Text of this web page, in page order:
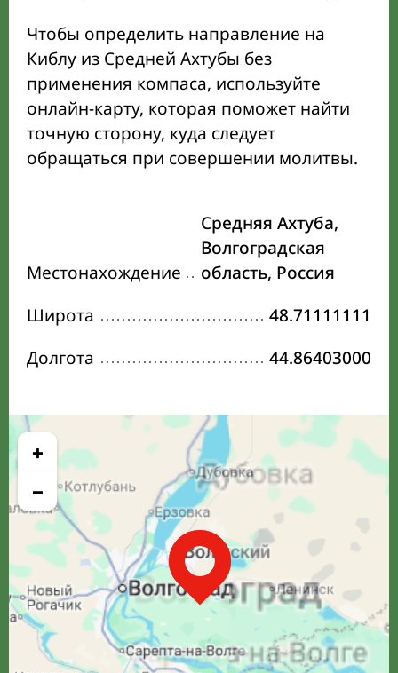
Чтобы определить направление на
Киблу из Средней Ахтубы без
применения компаса, используйте
онлайн-карту, которая поможет найти
точную сторону, куда следует
обращаться при совершении молитвы.
Местонахождение
Средняя Ахтуба,
Волгоградская
область, Россия
Широта
48.71111111
Долгота
44.86403000
+
−